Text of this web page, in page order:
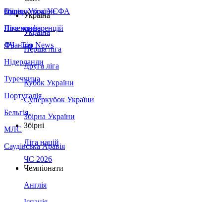
Збірна України
Італія
Німеччина
Франція
Нідерланди
Туреччина
Португалія
Бельгія
МЛС
Саудівська Аравія
Суперкубок УЄФА
Ліга конференцій
ЛЧ - Top News
Україна
Україна
Перша ліга
Друга ліга
Кубок України
Суперкубок України
Збірна України
Збірні
Ліга націй
ЧС 2026
Чемпіонати
Англія